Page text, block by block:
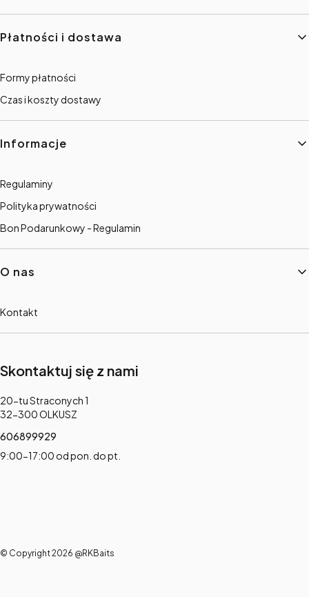
Płatności i dostawa
Formy płatności
Czas i koszty dostawy
Informacje
Regulaminy
Polityka prywatności
Bon Podarunkowy - Regulamin
O nas
Kontakt
Skontaktuj się z nami
Adres:
20-tu Straconych 1
32-300 OLKUSZ
606899929
9:00-17:00 od pon. do pt.
© Copyright 2026 @RKBaits